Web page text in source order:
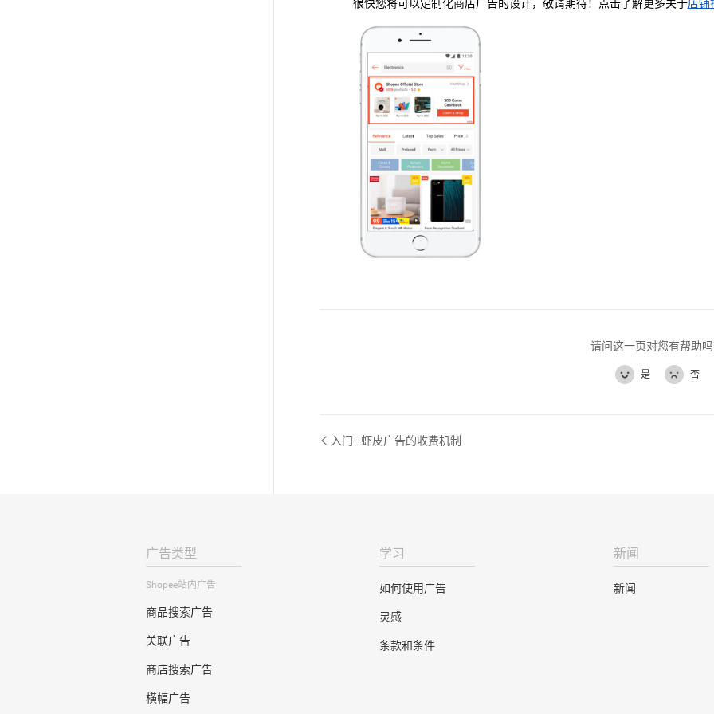
很快您将可以定制化商店广告的设计，敬请期待！点击了解更多关于店铺
请问这一页对您有帮助吗
是 否
入门 - 虾皮广告的收费机制
广告类型
Shopee站内广告
商品搜索广告
关联广告
商店搜索广告
横幅广告
学习
如何使用广告
灵感
条款和条件
新闻
新闻